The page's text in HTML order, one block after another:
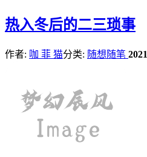
热入冬后的二三琐事
作者: 咖 菲 猫分类: 随想随笔 2021